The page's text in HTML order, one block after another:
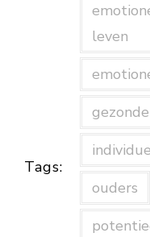
Tags:
leven
ouders